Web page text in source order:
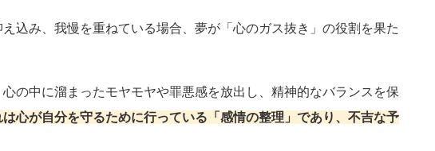
込み、我慢を重ねている場合、夢が「心のガス抜き」の役割を果た
の中に溜まったモヤモヤや罪悪感を放出し、精神的なバランスを保
は心が自分を守るために行っている「感情の整理」であり、不吉な予